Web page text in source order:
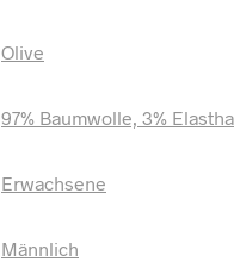
Olive
97% Baumwolle, 3%
Erwachsene
Männlich